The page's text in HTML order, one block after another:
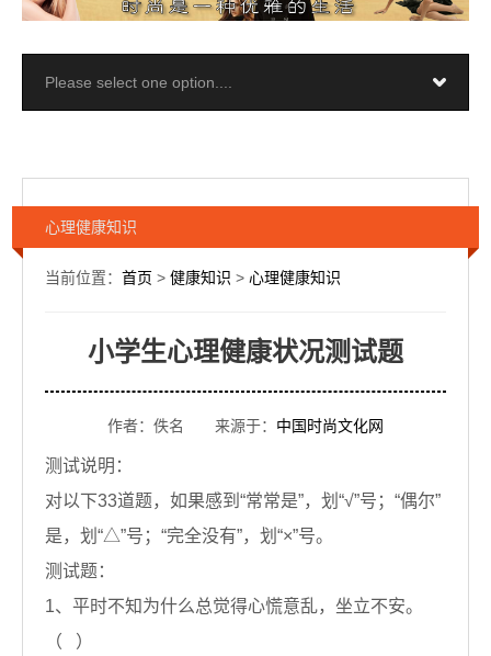
心理健康知识
当前位置： 首页 > 健康知识 > 心理健康知识
小学生心理健康状况测试题
作者：佚名 来源于： 中国时尚文化网
测试说明：
对以下33道题，如果感到“常常是”，划“√”号；“偶尔”
是，划“△”号；“完全没有”，划“×”号。
测试题：
1、平时不知为什么总觉得心慌意乱，坐立不安。
（ ）